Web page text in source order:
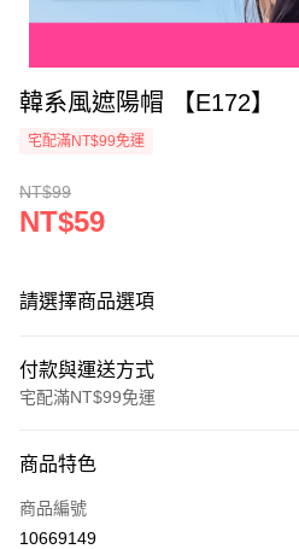
韓系風遮陽帽 【E172】
宅配滿NT$99免運
NT$99
NT$59
請選擇商品選項
付款與運送方式
宅配滿NT$99免運
信用卡一次付款
信用卡分期付款
商品特色
商品編號
10669149